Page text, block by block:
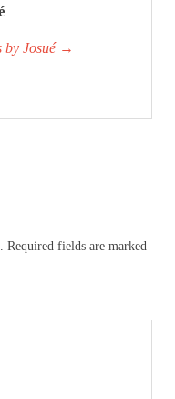
by Josué →
Required fields are marked